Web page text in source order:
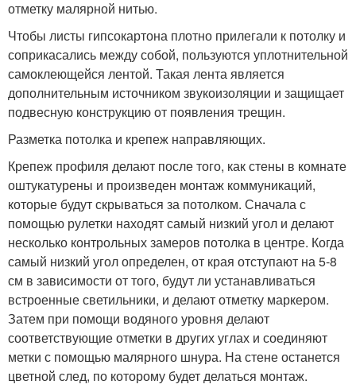
отметку малярной нитью.
Чтобы листы гипсокартона плотно прилегали к потолку и
соприкасались между собой, пользуются уплотнительной
самоклеющейся лентой. Такая лента является
дополнительным источником звукоизоляции и защищает
подвесную конструкцию от появления трещин.
Разметка потолка и крепеж направляющих.
Крепеж профиля делают после того, как стены в комнате
оштукатурены и произведен монтаж коммуникаций,
которые будут скрываться за потолком. Сначала с
помощью рулетки находят самый низкий угол и делают
несколько контрольных замеров потолка в центре. Когда
самый низкий угол определен, от края отступают на 5-8
см в зависимости от того, будут ли устанавливаться
встроенные светильники, и делают отметку маркером.
Затем при помощи водяного уровня делают
соответствующие отметки в других углах и соединяют
метки с помощью малярного шнура. На стене останется
цветной след, по которому будет делаться монтаж.